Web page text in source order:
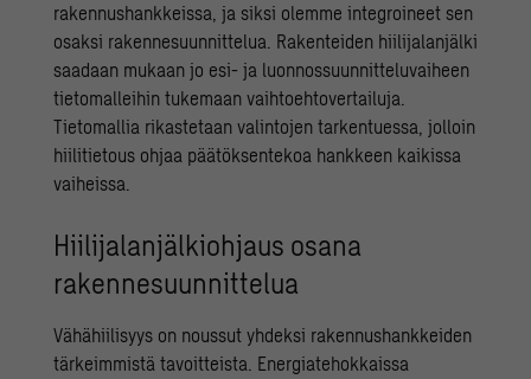
rakennushankkeissa, ja siksi olemme integroineet sen
osaksi rakennesuunnittelua. Rakenteiden hiilijalanjälki
saadaan mukaan jo esi- ja luonnossuunnitteluvaiheen
tietomalleihin tukemaan vaihtoehtovertailuja.
Tietomallia rikastetaan valintojen tarkentuessa, jolloin
hiilitietous ohjaa päätöksentekoa hankkeen kaikissa
vaiheissa.
Hiilijalanjälkiohjaus osana
rakennesuunnittelua
Vähähiilisyys on noussut yhdeksi rakennushankkeiden
tärkeimmistä tavoitteista. Energiatehokkaissa